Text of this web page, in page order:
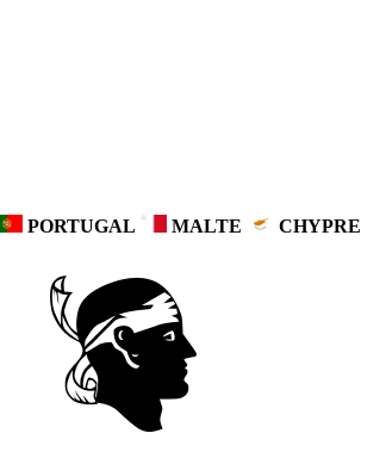
PORTUGAL MALTE CHYPRE